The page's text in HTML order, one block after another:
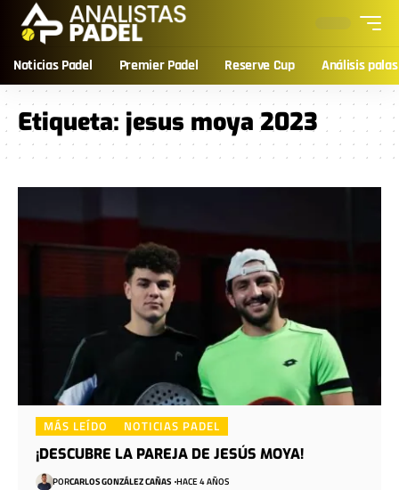
Noticias Padel Premier Padel Reserve Cup Análisis palas
Etiqueta: jesus moya 2023
MÁS LEÍDO NOTICIAS PADEL
¡DESCUBRE LA PAREJA DE JESÚS MOYA!
PORCARLOS GONZÁLEZ CAÑAS HACE 4 AÑOS